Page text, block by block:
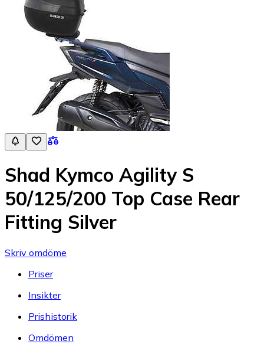
Shad Kymco Agility S
50/125/200 Top Case Rear
Fitting Silver
Skriv omdöme
Priser
Insikter
Prishistorik
Omdömen